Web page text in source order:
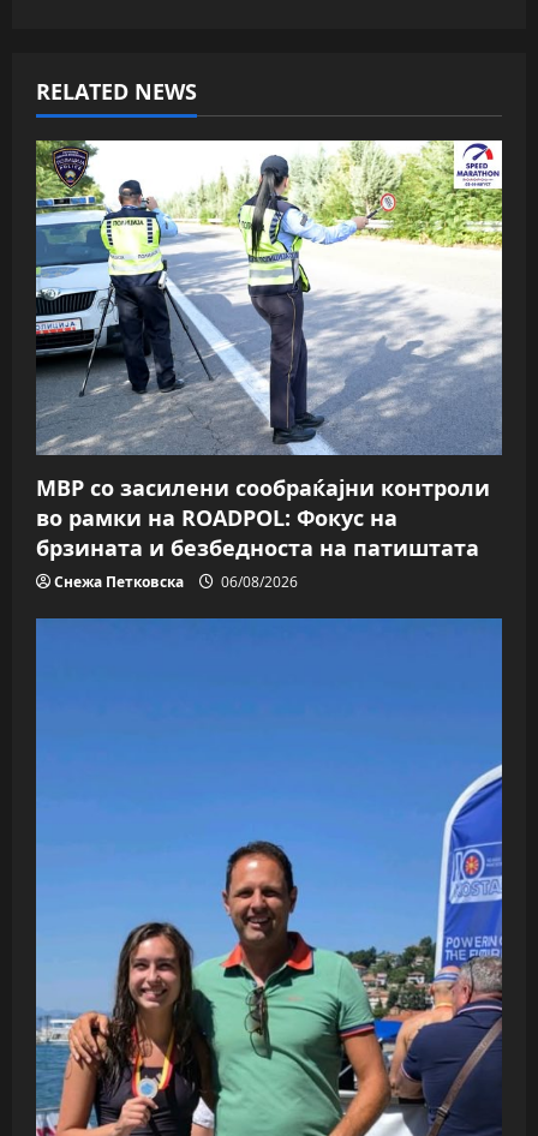
i
g
a
t
i
o
n
RELATED NEWS
МВР со засилени сообраќајни контроли
во рамки на ROADPOL: Фокус на
брзината и безбедноста на патиштата
Снежа Петковска 06/08/2026